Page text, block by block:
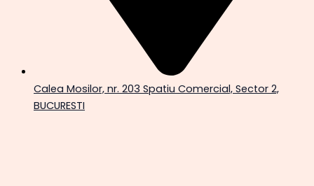
Calea Mosilor, nr. 203 Spatiu Comercial, Sector 2,
BUCURESTI